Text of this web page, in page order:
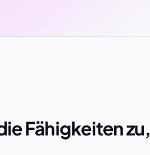
Fähigkeiten zu,